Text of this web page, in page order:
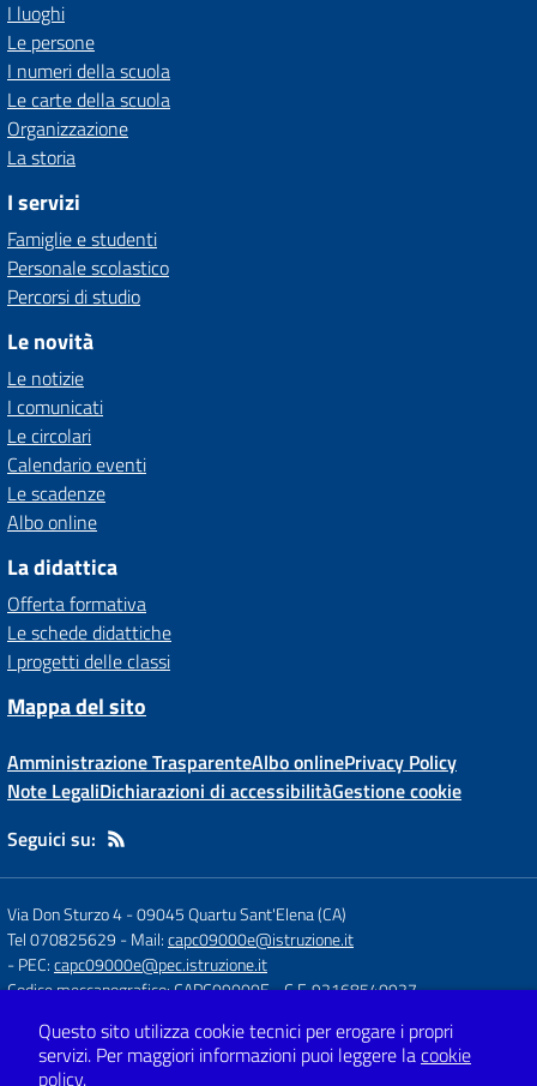
I luoghi
Le persone
I numeri della scuola
Le carte della scuola
Organizzazione
La storia
I servizi
Famiglie e studenti
Personale scolastico
Percorsi di studio
Le novità
Le notizie
I comunicati
Le circolari
Calendario eventi
Le scadenze
Albo online
La didattica
Offerta formativa
Le schede didattiche
I progetti delle classi
Mappa del sito
Amministrazione TrasparenteAlbo onlinePrivacy Policy
Note LegaliDichiarazioni di accessibilitàGestione cookie
Seguici su:
Via Don Sturzo 4-09045 Quartu Sant'Elena (CA)
Tel 070825629 - Mail:capc09000e@istruzione.it
- PEC:capc09000e@pec.istruzione.it
Codice meccanografico: CAPC09000E- C.F. 92168540927
Concept & Design by
Designers Italia
Questo sito utilizza cookie tecnici per erogare i propri
servizi. Per maggiori informazioni puoi leggere lacookie
policy.